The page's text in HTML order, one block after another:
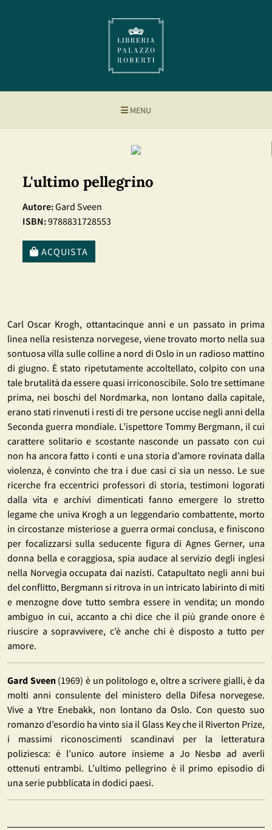
MENU
L'ultimo pellegrino
Autore:Gard Sveen
ISBN:9788831728553
ACQUISTA
Carl Oscar Krogh, ottantacinque anni e un passato in prima
linea nella resistenza norvegese, viene trovato morto nella sua
sontuosa villa sulle colline a nord di Oslo in un radioso mattino
di giugno. È stato ripetutamente accoltellato, colpito con una
tale brutalità da essere quasi irriconoscibile. Solo tre settimane
prima, nei boschi del Nordmarka, non lontano dalla capitale,
erano stati rinvenuti i resti di tre persone uccise negli anni della
Seconda guerra mondiale. L’ispettore Tommy Bergmann, il cui
carattere solitario e scostante nasconde un passato con cui
non ha ancora fatto i conti e una storia d’amore rovinata dalla
violenza, è convinto che tra i due casi ci sia un nesso. Le sue
ricerche fra eccentrici professori di storia, testimoni logorati
dalla vita e archivi dimenticati fanno emergere lo stretto
legame che univa Krogh a un leggendario combattente, morto
in circostanze misteriose a guerra ormai conclusa, e finiscono
per focalizzarsi sulla seducente figura di Agnes Gerner, una
donna bella e coraggiosa, spia audace al servizio degli inglesi
nella Norvegia occupata dai nazisti. Catapultato negli anni bui
del conflitto, Bergmann si ritrova in un intricato labirinto di miti
e menzogne dove tutto sembra essere in vendita; un mondo
ambiguo in cui, accanto a chi dice che il più grande onore è
riuscire a sopravvivere, c’è anche chi è disposto a tutto per
amore.
Gard Sveen (1969) è un politologo e, oltre a scrivere gialli, è da
molti anni consulente del ministero della Difesa norvegese.
Vive a Ytre Enebakk, non lontano da Oslo. Con questo suo
romanzo d’esordio ha vinto sia il Glass Key che il Riverton Prize,
i massimi riconoscimenti scandinavi per la letteratura
poliziesca: è l’unico autore insieme a Jo Nesbø ad averli
ottenuti entrambi. L’ultimo pellegrino è il primo episodio di
una serie pubblicata in dodici paesi.